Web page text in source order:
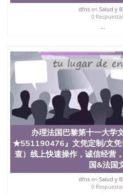
dfnsen Salud y
0
...
办理法国巴黎第十一大学
★551190476』文凭定制/文凭
查）线上快速操作，诚信经营
国&法国
dfnsen Salud y
0